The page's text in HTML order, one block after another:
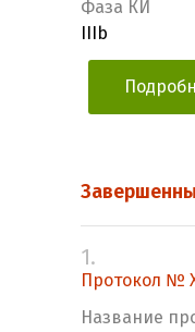
Фаза КИ
IIIb
1.
Протокол №
Название